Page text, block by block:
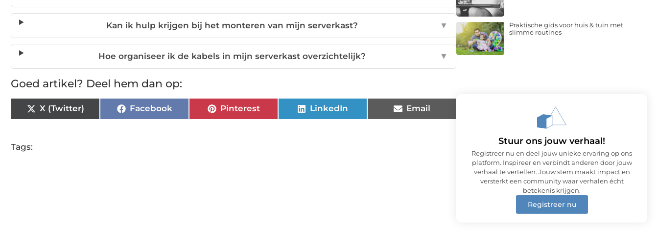
Kan ik hulp krijgen bij het monteren van mijn serverkast? ▼
Hoe organiseer ik de kabels in mijn serverkast overzichtelijk? ▼
Goed artikel? Deel hem dan op:
X (Twitter) Facebook Pinterest LinkedIn Email
Tags:
Praktische gids voor huis & tuin met
slimme routines
Stuur ons jouw verhaal!
Registreer nu en deel jouw unieke ervaring op ons
platform. Inspireer en verbindt anderen door jouw
verhaal te vertellen. Jouw stem maakt impact en
versterkt een community waar verhalen écht
betekenis krijgen.
Registreer nu